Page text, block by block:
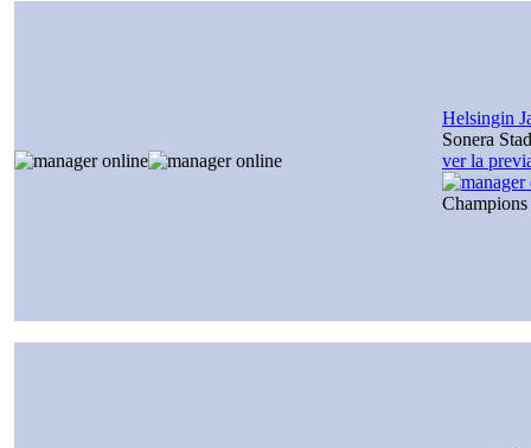
Helsingin
Sonera
ver la